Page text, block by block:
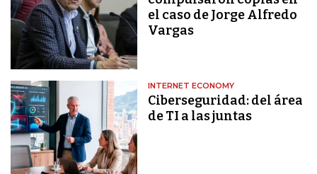
el caso de Jorge Alfredo
Vargas
INTERNET ECONOMY
Ciberseguridad: del área
de TI a las juntas